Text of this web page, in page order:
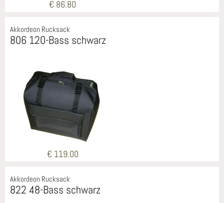
€ 86.80
Akkordeon Rucksack
806 120-Bass schwarz
€ 119.00
Akkordeon Rucksack
822 48-Bass schwarz